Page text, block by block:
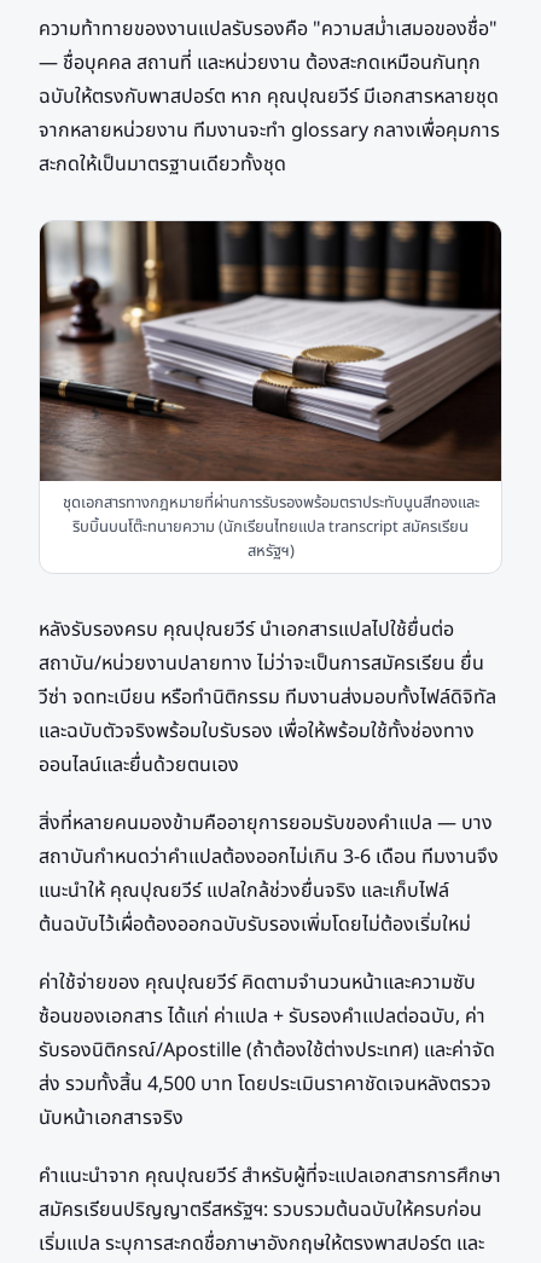
ความท้าทายของงานแปลรับรองคือ "ความสม่ำเสมอของชื่อ"
— ชื่อบุคคล สถานที่ และหน่วยงาน ต้องสะกดเหมือนกันทุก
ฉบับให้ตรงกับพาสปอร์ต หาก คุณปุณยวีร์ มีเอกสารหลายชุด
จากหลายหน่วยงาน ทีมงานจะทำ glossary กลางเพื่อคุมการ
สะกดให้เป็นมาตรฐานเดียวทั้งชุด
ชุดเอกสารทางกฎหมายที่ผ่านการรับรองพร้อมตราประทับนูนสีทองและ
ริบบิ้นบนโต๊ะทนายความ (นักเรียนไทยแปล transcript สมัครเรียน
สหรัฐฯ)
หลังรับรองครบ คุณปุณยวีร์ นำเอกสารแปลไปใช้ยื่นต่อ
สถาบัน/หน่วยงานปลายทาง ไม่ว่าจะเป็นการสมัครเรียน ยื่น
วีซ่า จดทะเบียน หรือทำนิติกรรม ทีมงานส่งมอบทั้งไฟล์ดิจิทัล
และฉบับตัวจริงพร้อมใบรับรอง เพื่อให้พร้อมใช้ทั้งช่องทาง
ออนไลน์และยื่นด้วยตนเอง
สิ่งที่หลายคนมองข้ามคืออายุการยอมรับของคำแปล — บาง
สถาบันกำหนดว่าคำแปลต้องออกไม่เกิน 3-6 เดือน ทีมงานจึง
แนะนำให้ คุณปุณยวีร์ แปลใกล้ช่วงยื่นจริง และเก็บไฟล์
ต้นฉบับไว้เผื่อต้องออกฉบับรับรองเพิ่มโดยไม่ต้องเริ่มใหม่
ค่าใช้จ่ายของ คุณปุณยวีร์ คิดตามจำนวนหน้าและความซับ
ซ้อนของเอกสาร ได้แก่ ค่าแปล + รับรองคำแปลต่อฉบับ, ค่า
รับรองนิติกรณ์/Apostille (ถ้าต้องใช้ต่างประเทศ) และค่าจัด
ส่ง รวมทั้งสิ้น 4,500 บาท โดยประเมินราคาชัดเจนหลังตรวจ
นับหน้าเอกสารจริง
คำแนะนำจาก คุณปุณยวีร์ สำหรับผู้ที่จะแปลเอกสารการศึกษา
สมัครเรียนปริญญาตรีสหรัฐฯ: รวบรวมต้นฉบับให้ครบก่อน
เริ่มแปล ระบุการสะกดชื่อภาษาอังกฤษให้ตรงพาสปอร์ต และ